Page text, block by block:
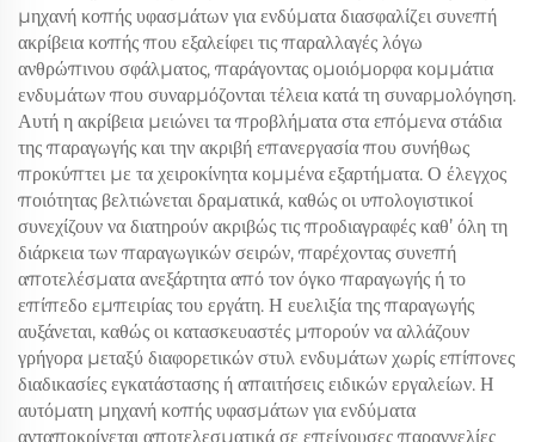
μηχανή κοπής υφασμάτων για ενδύματα διασφαλίζει συνεπή
ακρίβεια κοπής που εξαλείφει τις παραλλαγές λόγω
ανθρώπινου σφάλματος, παράγοντας ομοιόμορφα κομμάτια
ενδυμάτων που συναρμόζονται τέλεια κατά τη συναρμολόγηση.
Αυτή η ακρίβεια μειώνει τα προβλήματα στα επόμενα στάδια
της παραγωγής και την ακριβή επανεργασία που συνήθως
προκύπτει με τα χειροκίνητα κομμένα εξαρτήματα. Ο έλεγχος
ποιότητας βελτιώνεται δραματικά, καθώς οι υπολογιστικοί
συνεχίζουν να διατηρούν ακριβώς τις προδιαγραφές καθ’ όλη τη
διάρκεια των παραγωγικών σειρών, παρέχοντας συνεπή
αποτελέσματα ανεξάρτητα από τον όγκο παραγωγής ή το
επίπεδο εμπειρίας του εργάτη. Η ευελιξία της παραγωγής
αυξάνεται, καθώς οι κατασκευαστές μπορούν να αλλάζουν
γρήγορα μεταξύ διαφορετικών στυλ ενδυμάτων χωρίς επίπονες
διαδικασίες εγκατάστασης ή απαιτήσεις ειδικών εργαλείων. Η
αυτόματη μηχανή κοπής υφασμάτων για ενδύματα
ανταποκρίνεται αποτελεσματικά σε επείγουσες παραγγελίες